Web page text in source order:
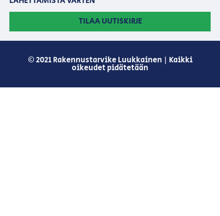
TILAA UUTISKIRJE
© 2021 Rakennustarvike Luukkainen | Kaikki
oikeudet pidätetään